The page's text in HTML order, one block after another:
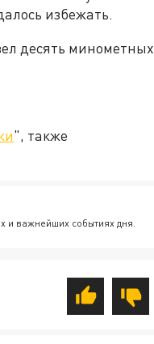
избежать.
десять минометных
", также
и важнейших событиях дня.